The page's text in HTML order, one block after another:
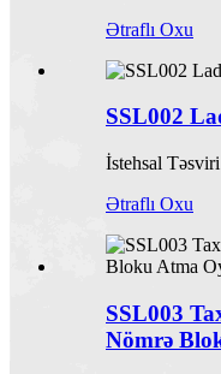
Ətraflı Oxu
SSL002
İstehsal
Ətraflı Oxu
SSL003
Nömrə